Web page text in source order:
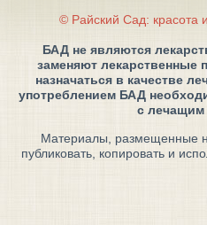
© Райский Сад: красота
БАД не являются
заменяют лекарственные
назначаться в качестве
употреблением БАД
с лечащим
Материалы, размещенные
публиковать, копировать и